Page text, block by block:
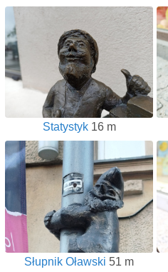
Statystyk16 m
Słupnik Oławski 51 m